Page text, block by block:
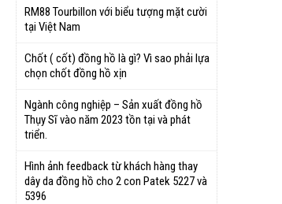
RM88 Tourbillon với biểu tượng mặt cười
tại Việt Nam
Chốt ( cốt) đồng hồ là gì? Vì sao phải lựa
chọn chốt đồng hồ xịn
Ngành công nghiệp – Sản xuất đồng hồ
Thụy Sĩ vào năm 2023 tồn tại và phát
triển.
Hình ảnh feedback từ khách hàng thay
dây da đồng hồ cho 2 con Patek 5227 và
5396